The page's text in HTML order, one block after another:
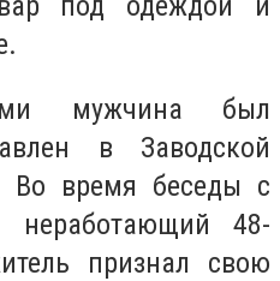
мужчина был
в Заводской
Во время беседы с
неработающий 48-
признал свою